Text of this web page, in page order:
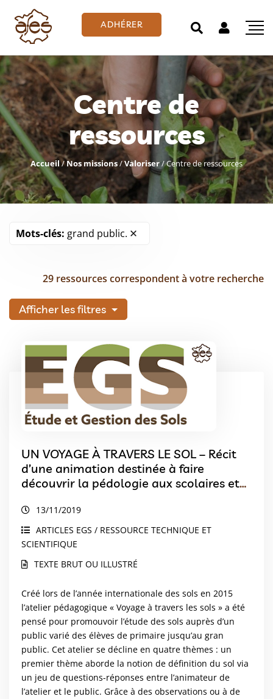
ADHÉRER
Centre de
ressources
Accueil/Nos missions/Valoriser/Centre de ressources
Mots-clés: grand public.
29 ressources correspondent à votre recherche
Afficher les filtres
UN VOYAGE À TRAVERS LE SOL – Récit
d’une animation destinée à faire
découvrir la pédologie aux scolaires et
13/11/2019
ARTICLES EGS / RESSOURCE TECHNIQUE ET
SCIENTIFIQUE
TEXTE BRUT OU ILLUSTRÉ
Créé lors de l’année internationale des sols en 2015
l’atelier pédagogique « Voyage à travers les sols » a été
pensé pour promouvoir l’étude des sols auprès d’un
public varié des élèves de primaire jusqu’au gran
public. Cet atelier se décline en quatre thèmes : un
premier thème aborde la notion de définition du sol via
un jeu de questions-réponses entre l’animateur de
l’atelier et le public. Grâce à des observations ou à de